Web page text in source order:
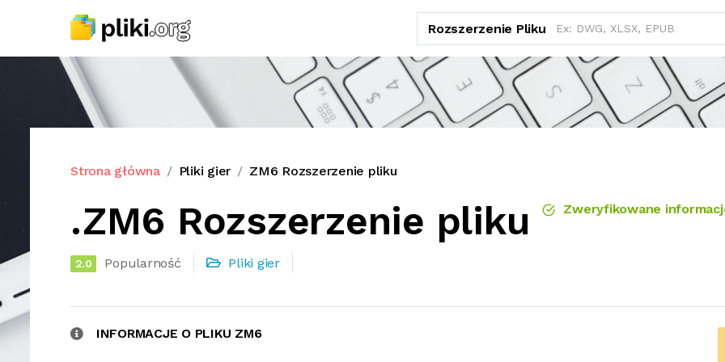
Rozszerzenie Pliku
Strona główna Pliki gier ZM6 Rozszerzenie pliku
.ZM6 Rozszerzenie pliku Zweryfikowane
2.0 Popularność Pliki gier
INFORMACJE O PLIKU ZM6